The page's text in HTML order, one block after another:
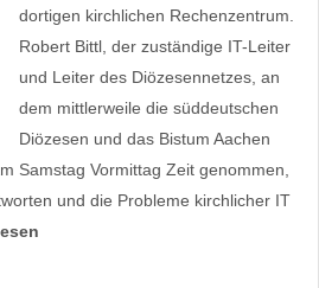
dortigen kirchlichen Rechenzentrum.
Robert Bittl, der zuständige IT-Leiter
und Leiter des Diözesennetzes, an
dem mittlerweile die süddeutschen
Diözesen und das Bistum Aachen
Samstag Vormittag Zeit genommen,
und die Probleme kirchlicher IT